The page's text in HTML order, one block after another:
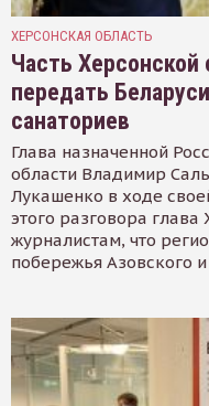
ХЕРСОНСКАЯ ОБЛАСТЬ
Часть
передать
санаториев
Глава назначенной
области Владимир
Лукашенко в ходе
этого разговора глава
журналистам, что
побережья Азовского